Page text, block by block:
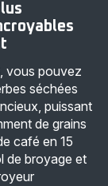
vous pouvez
séchées
puissant
de grains
café en 15
de broyage et